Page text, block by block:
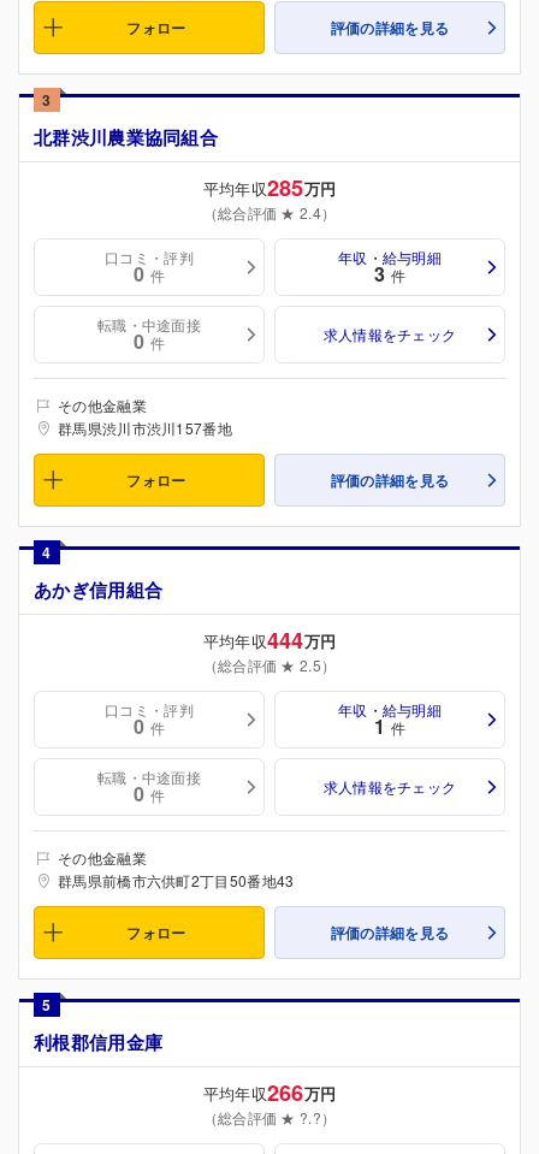
フォロー 評価の詳細を見る
3
北群渋川農業協同組合
平均年収285万円
（総合評価 ★ 2.4）
口コミ・評判
0 件
年収・給与明細
3 件
転職・中途面接
0 件 求人情報をチェック
その他金融業
群馬県渋川市渋川157番地
フォロー 評価の詳細を見る
4
あかぎ信用組合
平均年収444万円
（総合評価 ★ 2.5）
口コミ・評判
0 件
年収・給与明細
1 件
転職・中途面接
0 件 求人情報をチェック
その他金融業
群馬県前橋市六供町2丁目50番地43
フォロー 評価の詳細を見る
5
利根郡信用金庫
平均年収266万円
（総合評価 ★ ?.?）